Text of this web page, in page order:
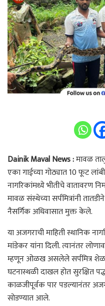
Dainik Maval News :मावळ
एका गाईच्या गोठ्यात 10 फूट
नागरिकांमध्ये भीतीचे वातावरण
मावळ संस्थेच्या सर्पमित्रांनी
नैसर्गिक अधिवासात मुक्त केले.
या अजगराची माहिती स्थानिक
मांडेकर यांना दिली. त्यानंतर
म्हणून ओळख असलेले सर्पमित्र
घटनास्थळी दाखल होत सुरक्षित
काळजीपूर्वक पार पडल्यानंतर
सोडण्यात आले.